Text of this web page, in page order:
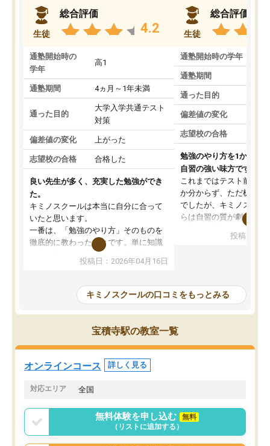
生徒
総合評価
4.2
通塾開始時の
学年
高1
通塾期間 4ヵ月～1年未満
通った目的
大学入学共通テスト
対策
偏差値の変化 上がった
志望校の合格 合格した
良い先生が多く、充実した勉強ができ
た。
キミノスクールは本当に自分に合って
いたと思います。
一番は、「勉強のやり方」そのものを
徹底的に教わったことです。単に知識
を詰め込むのではなく、自学自習の習
慣が身につくよう並走してくれるの
はなくなりました。
講師の方との距離も近く、親身なコー
チングのおかげで、停滞期もモチベー
ションを維持できました。「やらされ
る勉強」から「目標のための勉強」へ
意識が変わったことが、目標校への合
投稿日：2026年04月16日
生徒
総合評価
通塾開始時の学年
通塾期間
通った目的
偏差値の変化
志望校の合格
勉強のやり方を1から教
自習の強い味方です。
これまではテスト前に何
か分からず、ただ机に座
でしたが、キミノスクー
らは自習の質が劇的に変
を明確にしてくれるの
の仕方をコーチングして
ルなので、家での学習習
身につきました。結果と
た。自分から学ぶ姿勢を
投稿日：
キミノスクールの口コミをもっとみる
宝積寺駅の教室一覧
オンラインコース 詳しく見る
対応エリア 全国
無料体験を申し込む
無料
（リストに追加する）